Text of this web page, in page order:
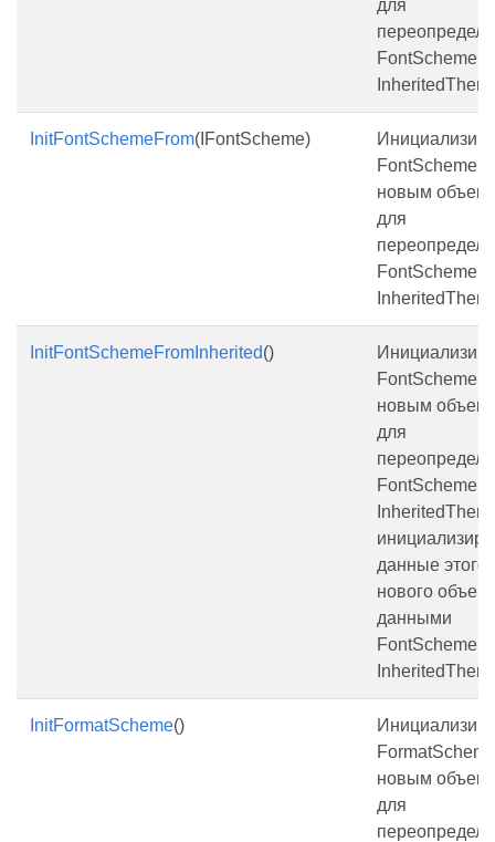
для
FontScheme у
InitFontSchemeFrom(IFontScheme)
FontScheme
новым
для
FontScheme у
InitFontSchemeFromInherited()
FontScheme
новым
для
FontScheme у
данные этого
нового
данными
FontScheme у
InitFormatScheme()
новым
для